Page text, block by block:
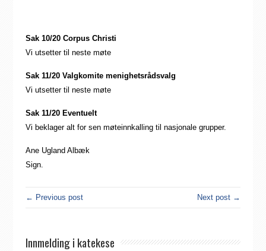
Sak 10/20 Corpus Christi
Vi utsetter til neste møte
Sak 11/20 Valgkomite menighetsrådsvalg
Vi utsetter til neste møte
Sak 11/20 Eventuelt
Vi beklager alt for sen møteinnkalling til nasjonale grupper.
Ane Ugland Albæk
Sign.
← Previous post Next post →
Innmelding i katekese